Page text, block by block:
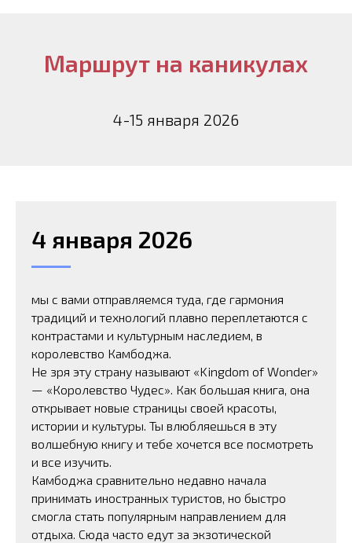
Маршрут на каникулах
4-15 января 2026
4 января 2026
мы с вами отправляемся туда, где гармония
традиций и технологий плавно переплетаются с
контрастами и культурным наследием, в
королевство Камбоджа.
Не зря эту страну называют «Kingdom of Wonder»
— «Королевство Чудес». Как большая книга, она
открывает новые страницы своей красоты,
истории и культуры. Ты влюбляешься в эту
волшебную книгу и тебе хочется все посмотреть
и все изучить.
Камбоджа сравнительно недавно начала
принимать иностранных туристов, но быстро
смогла стать популярным направлением для
отдыха. Сюда часто едут за экзотической